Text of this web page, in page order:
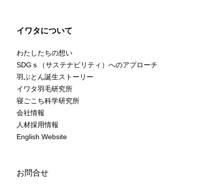
イワタについて
わたしたちの想い
SDGｓ（サステナビリティ）へのアプローチ
羽ぶとん誕生ストーリー
イワタ羽毛研究所
寝ごこち科学研究所
会社情報
人材採用情報
English Website
お問合せ